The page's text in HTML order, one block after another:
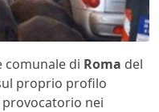
comunale di Roma del
proprio profilo
nei